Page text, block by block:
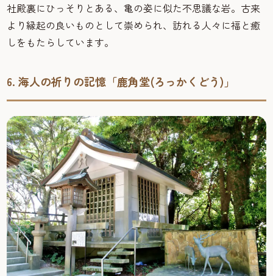
社殿裏にひっそりとある、亀の姿に似た不思議な岩。古来
より縁起の良いものとして崇められ、訪れる人々に福と癒
しをもたらしています。
6. 海人の祈りの記憶「鹿角堂(ろっかくどう)」